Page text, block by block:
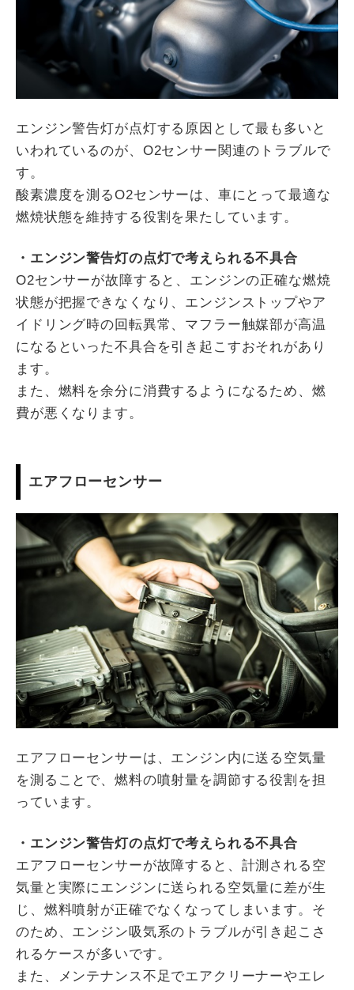
エンジン警告灯が点灯する原因として最も多いと
いわれているのが、O2センサー関連のトラブルで
す。
酸素濃度を測るO2センサーは、車にとって最適な
燃焼状態を維持する役割を果たしています。
・エンジン警告灯の点灯で考えられる不具合
O2センサーが故障すると、エンジンの正確な燃焼
状態が把握できなくなり、エンジンストップやア
イドリング時の回転異常、マフラー触媒部が高温
になるといった不具合を引き起こすおそれがあり
ます。
また、燃料を余分に消費するようになるため、燃
費が悪くなります。
エアフローセンサー
エアフローセンサーは、エンジン内に送る空気量
を測ることで、燃料の噴射量を調節する役割を担
っています。
・エンジン警告灯の点灯で考えられる不具合
エアフローセンサーが故障すると、計測される空
気量と実際にエンジンに送られる空気量に差が生
じ、燃料噴射が正確でなくなってしまいます。そ
のため、エンジン吸気系のトラブルが引き起こさ
れるケースが多いです。
また、メンテナンス不足でエアクリーナーやエレ